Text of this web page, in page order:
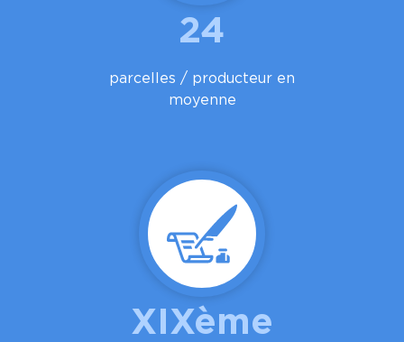
24
parcelles / producteur en
moyenne
XIXème